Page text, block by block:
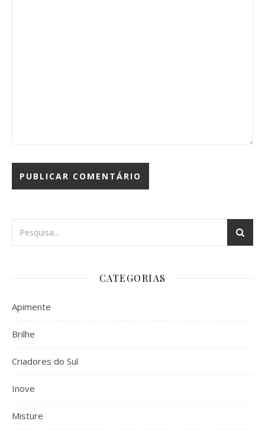
CATEGORIAS
Apimente
Brilhe
Criadores do Sul
Inove
Misture